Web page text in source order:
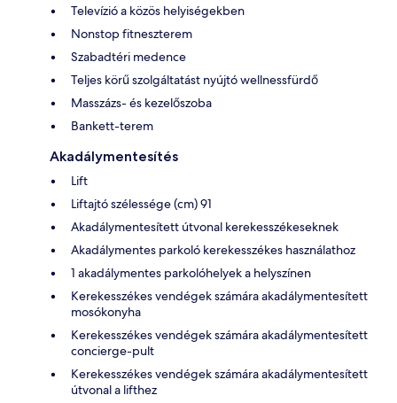
Televízió a közös helyiségekben
Nonstop fitneszterem
Szabadtéri medence
Teljes körű szolgáltatást nyújtó wellnessfürdő
Masszázs- és kezelőszoba
Bankett-terem
Akadálymentesítés
Lift
Liftajtó szélessége (cm) 91
Akadálymentesített útvonal kerekesszékeseknek
Akadálymentes parkoló kerekesszékes használathoz
1 akadálymentes parkolóhelyek a helyszínen
Kerekesszékes vendégek számára akadálymentesített
mosókonyha
Kerekesszékes vendégek számára akadálymentesített
concierge-pult
Kerekesszékes vendégek számára akadálymentesített
útvonal a lifthez